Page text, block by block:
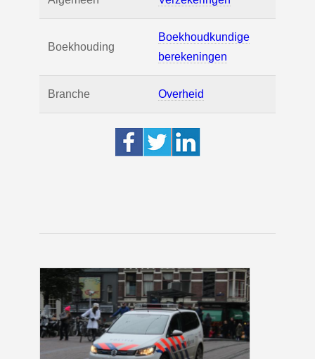
Boekhouding
Boekhoudkundige
berekeningen
Branche Overheid